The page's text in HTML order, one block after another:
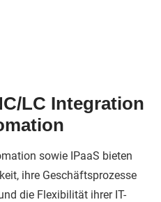
LC Integration
sowie IPaaS bieten
ihre Geschäftsprozesse
die Flexibilität ihrer IT-